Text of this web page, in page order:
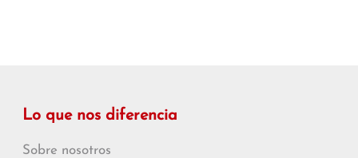
Lo que nos diferencia
Sobre nosotros